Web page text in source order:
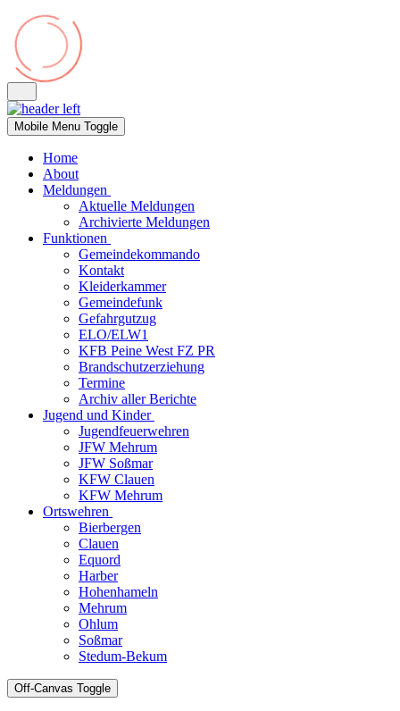
Mobile Menu Toggle
Home
About
Meldungen
Aktuelle Meldungen
Archivierte Meldungen
Funktionen
Gemeindekommando
Kontakt
Kleiderkammer
Gemeindefunk
Gefahrgutzug
ELO/ELW1
KFB Peine West FZ PR
Brandschutzerziehung
Termine
Archiv aller Berichte
Jugend und Kinder
Jugendfeuerwehren
JFW Mehrum
JFW Soßmar
KFW Clauen
KFW Mehrum
Ortswehren
Bierbergen
Clauen
Equord
Harber
Hohenhameln
Mehrum
Ohlum
Soßmar
Stedum-Bekum
Off-Canvas Toggle